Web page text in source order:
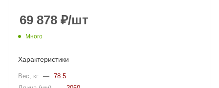
69 878 ₽/шт
Много
Характеристики
Вес, кг — 78.5